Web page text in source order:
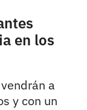
en los
a
y con un